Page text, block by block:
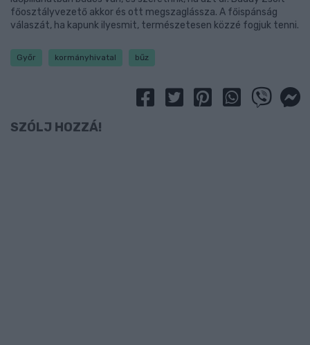
főosztályvezető akkor és ott megszaglássza. A főispánság
válaszát, ha kapunk ilyesmit, természetesen közzé fogjuk tenni.
Győr kormányhivatal bűz
SZÓLJ HOZZÁ!